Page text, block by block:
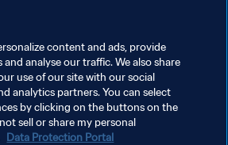
content and ads, provide
and analyse our traffic. We also share
use of our site with our social
analytics partners. You can select
by clicking on the buttons on the
sell or share my personal
Data Protection Portal